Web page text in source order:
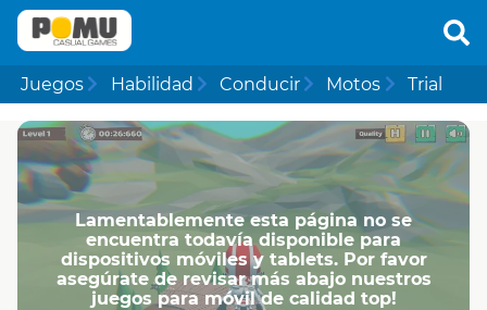
Juegos Habilidad Conducir Motos Trial
Lamentablemente esta página no se
encuentra todavía disponible para
dispositivos móviles y tablets. Por favor
asegúrate de revisar más abajo nuestros
juegos para móvil de calidad top!